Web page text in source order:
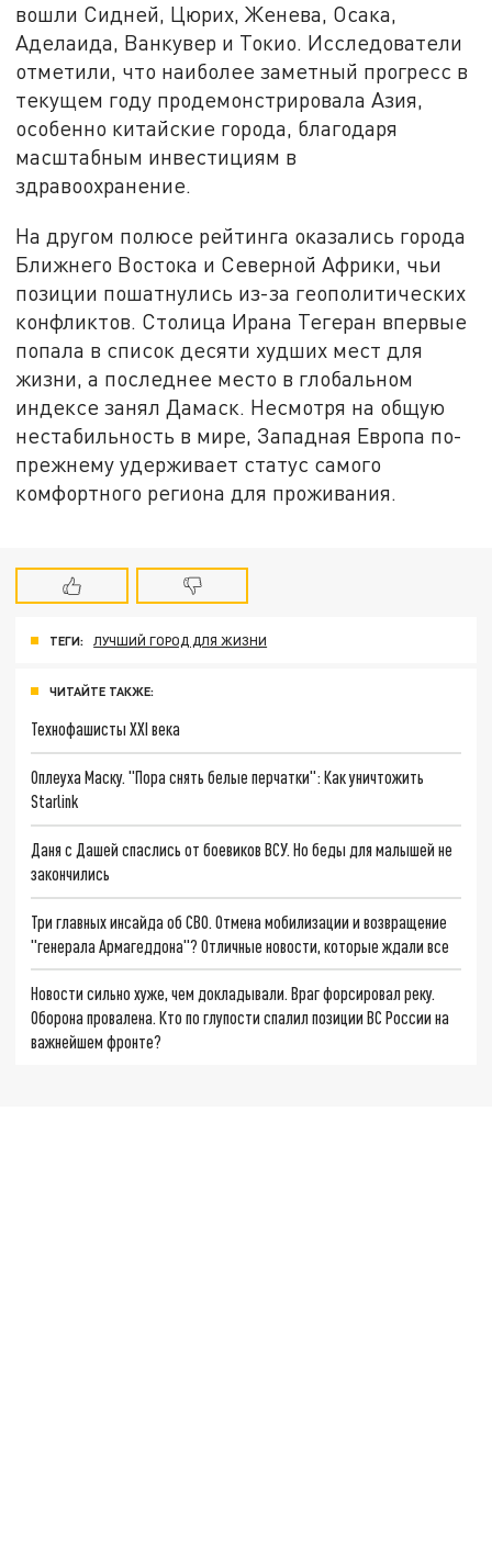
вошли Сидней, Цюрих, Женева, Осака,
Аделаида, Ванкувер и Токио. Исследователи
отметили, что наиболее заметный прогресс в
текущем году продемонстрировала Азия,
особенно китайские города, благодаря
масштабным инвестициям в
здравоохранение.
На другом полюсе рейтинга оказались города
Ближнего Востока и Северной Африки, чьи
позиции пошатнулись из-за геополитических
конфликтов. Столица Ирана Тегеран впервые
попала в список десяти худших мест для
жизни, а последнее место в глобальном
индексе занял Дамаск. Несмотря на общую
нестабильность в мире, Западная Европа по-
прежнему удерживает статус самого
комфортного региона для проживания.
ТЕГИ: ЛУЧШИЙ ГОРОД ДЛЯ ЖИЗНИ
ЧИТАЙТЕ ТАКЖЕ:
Технофашисты XXI века
Оплеуха Маску. "Пора снять белые перчатки": Как уничтожить
Starlink
Даня с Дашей спаслись от боевиков ВСУ. Но беды для малышей не
закончились
Три главных инсайда об СВО. Отмена мобилизации и возвращение
"генерала Армагеддона"? Отличные новости, которые ждали все
Новости сильно хуже, чем докладывали. Враг форсировал реку.
Оборона провалена. Кто по глупости спалил позиции ВС России на
важнейшем фронте?